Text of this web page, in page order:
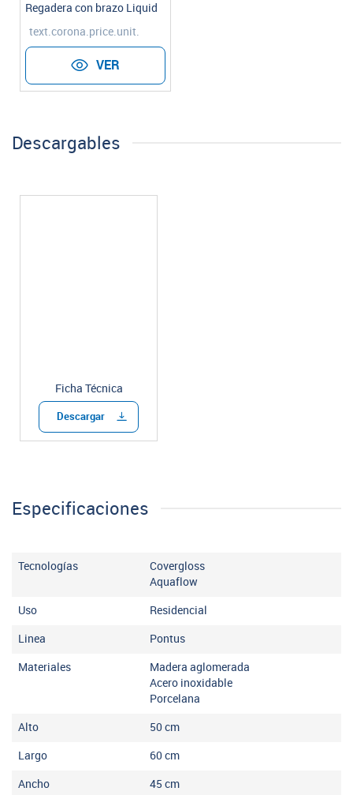
Regadera con brazo Liquid
text.corona.price.unit.
VER
Descargables
Ficha Técnica
Descargar
Especificaciones
Tecnologías
Covergloss
Aquaflow
Uso Residencial
Linea Pontus
Materiales
Madera aglomerada
Acero inoxidable
Porcelana
Alto 50cm
Largo 60cm
Ancho 45 cm